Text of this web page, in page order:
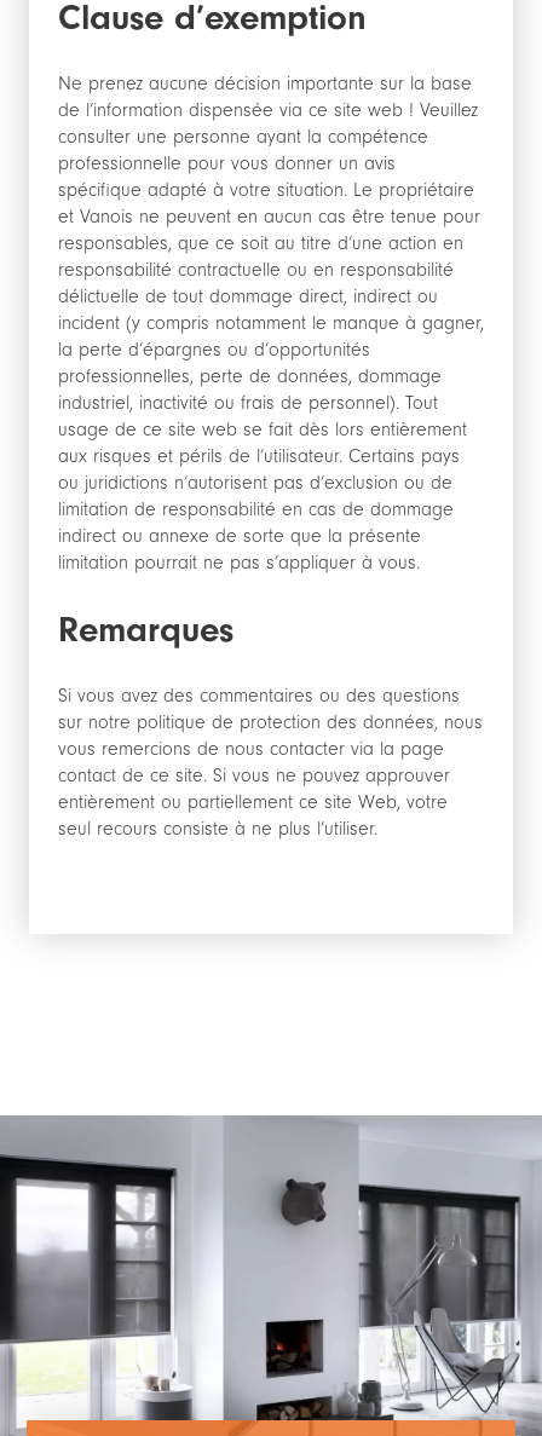
Clause d’exemption
Ne prenez aucune décision importante sur la base
de l’information dispensée via ce site web ! Veuillez
consulter une personne ayant la compétence
professionnelle pour vous donner un avis
spécifique adapté à votre situation. Le propriétaire
et Vanois ne peuvent en aucun cas être tenue pour
responsables, que ce soit au titre d’une action en
responsabilité contractuelle ou en responsabilité
délictuelle de tout dommage direct, indirect ou
incident (y compris notamment le manque à gagner,
la perte d’épargnes ou d’opportunités
professionnelles, perte de données, dommage
industriel, inactivité ou frais de personnel). Tout
usage de ce site web se fait dès lors entièrement
aux risques et périls de l’utilisateur. Certains pays
ou juridictions n’autorisent pas d’exclusion ou de
limitation de responsabilité en cas de dommage
indirect ou annexe de sorte que la présente
limitation pourrait ne pas s’appliquer à vous.
Remarques
Si vous avez des commentaires ou des questions
sur notre politique de protection des données, nous
vous remercions de nous contacter via la page
contact de ce site. Si vous ne pouvez approuver
entièrement ou partiellement ce site Web, votre
seul recours consiste à ne plus l’utiliser.